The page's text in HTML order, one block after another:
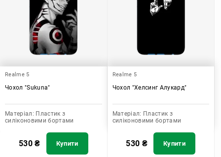
Realme 5
Чохол "Sukuna"
Матеріал: Пластик з
силіконовими бортами
530₴ Купити
Realme 5
Чохол "Хелсинг Алукард"
Матеріал: Пластик з
силіконовими бортами
530 ₴ Купити